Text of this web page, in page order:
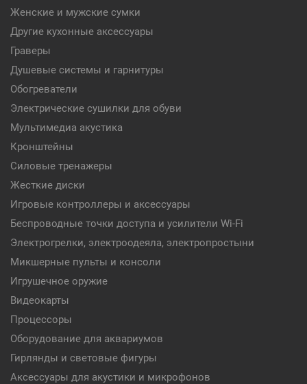
Женские и мужские сумки
Другие кухонные аксессуары
Граверы
Душевые системы и гарнитуры
Обогреватели
Электрические сушилки для обуви
Мультимедиа акустика
Кронштейны
Силовые тренажеры
Жесткие диски
Игровые контроллеры и аксессуары
Беспроводные точки доступа и усилители Wi-Fi
Электрогрелки, электроодеяла, электропростыни
Микшерные пульты и консоли
Игрушечное оружие
Видеокарты
Процессоры
Оборудование для аквариумов
Гирлянды и световые фигуры
Аксессуары для акустики и микрофонов